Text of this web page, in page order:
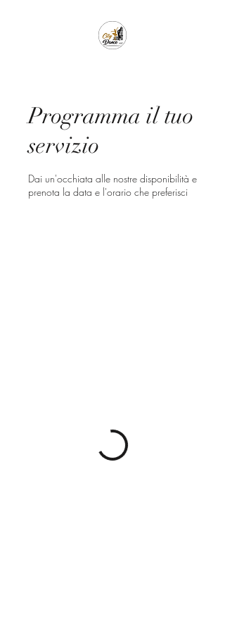
Programma il tuo
servizio
Dai un'occhiata alle nostre disponibilità e
prenota la data e l'orario che preferisci